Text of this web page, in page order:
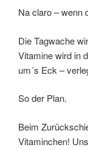
Na claro – wenn
Die Tagwache
Vitamine wird in
um´s Eck –
So der Plan.
Beim
Vitaminchen!